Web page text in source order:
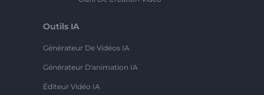
Outils IA
Générateur De Vidéos IA
Générateur D'animation IA
Éditeur Vidéo IA